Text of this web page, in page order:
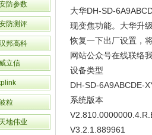
大华DH-SD-
现变焦功能。大华升
恢复一下出厂设置，
网站公众号在线联络
设备类型
DH-SD-6A9ABCDE-
系统版本
V3.2.1.889961
防参数
防测评
邦高科
立信
粒
天地伟业